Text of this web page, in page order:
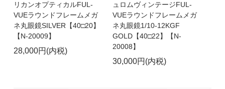
リカンオプティカルFUL-
VUEラウンドフレームメガ
ネ丸眼鏡SILVER【40□20】
【N-20009】
28,000円(内税)
ュロムヴィンテージFUL-
VUEラウンドフレームメガ
ネ丸眼鏡1/10-12KGF
GOLD【40□22】【N-
20008】
30,000円(内税)